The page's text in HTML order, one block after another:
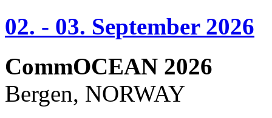
02. - 03. September 2026
CommOCEAN 2026
Bergen, NORWAY